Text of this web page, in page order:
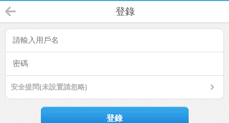
登錄
安全提問(未設置請忽略)
登錄